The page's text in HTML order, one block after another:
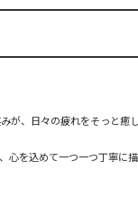
が、日々の疲れをそっと癒
心を込めて一つ一つ丁寧に